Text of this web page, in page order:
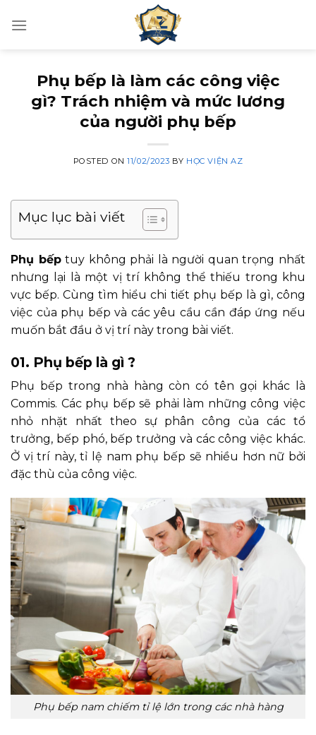
Phụ bếp là làm các công việc
gì? Trách nhiệm và mức lương
của người phụ bếp
POSTED ON11/02/2023 BY HỌC VIỆN AZ
Mục lục bài viết
Phụ bếptuy không phải là người quan trọng nhất
nhưng lại là một vị trí không thể thiếu trong khu
vực bếp. Cùng tìm hiểu chi tiết phụ bếp là gì, công
việc của phụ bếp và các yêu cầu cần đáp ứng nếu
muốn bắt đầu ở vị trí này trong bài viết.
01. Phụ bếp là gì ?
Phụ bếp trong nhà hàng còn có tên gọi khác là
Commis. Các phụ bếp sẽ phải làm những công việc
nhỏ nhặt nhất theo sự phân công của các tổ
trưởng, bếp phó, bếp trưởng và các công việc khác.
Ở vị trí này, tỉ lệ nam phụ bếp sẽ nhiều hơn nữ bởi
đặc thù của công việc.
Phụ bếp nam chiếm tỉ lệ lớn trong các nhà hàng